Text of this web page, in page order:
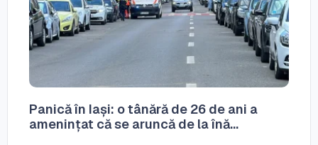
Panică în Iași: o tânără de 26 de ani a
amenințat că se aruncă de la înă...